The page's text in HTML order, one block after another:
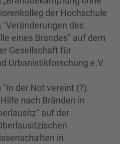
der Hochschule
des
eines Brandes" auf dem
Gesellschaft für
Urbanistikforschung e.V.
der Not vereint (?).
nach Bränden in
auf der
in